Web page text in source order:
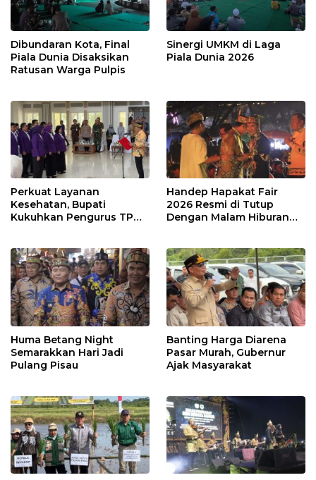
Dibundaran Kota, Final
Piala Dunia Disaksikan
Ratusan Warga Pulpis
Sinergi UMKM di Laga
Piala Dunia 2026
Perkuat Layanan
Kesehatan, Bupati
Kukuhkan Pengurus TP
Handep Hapakat Fair
2026 Resmi di Tutup
Dengan Malam Hiburan
Huma Betang Night
Semarakkan Hari Jadi
Pulang Pisau
Banting Harga Diarena
Pasar Murah, Gubernur
Ajak Masyarakat